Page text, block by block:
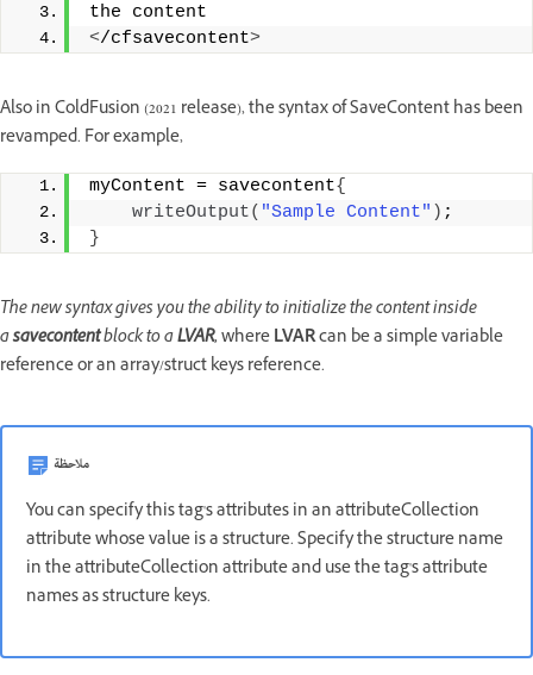
the content
</cfsavecontent>
Also in ColdFusion (2021 release), the syntax of SaveContent has been
revamped. For example,
myContent = savecontent{
writeOutput( "Sample Content" ) ;
}
The new syntax gives you the ability to initialize the content inside
asavecontentblock to aLVAR,whereLVARcan be a simple variable
reference or an array/struct keys reference.
ملاحظة
You can specify this tag's attributes in an attributeCollection
attribute whose value is a structure. Specify the structure name
in the attributeCollection attribute and use the tag's attribute
names as structure keys.